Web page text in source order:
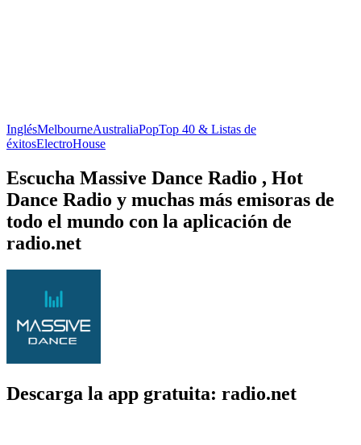
InglésMelbourneAustraliaPopTop 40 & Listas de
éxitosElectroHouse
Escucha Massive Dance Radio , Hot
Dance Radio y muchas más emisoras de
todo el mundo con la aplicación de
radio.net
Descarga la app gratuita: radio.net